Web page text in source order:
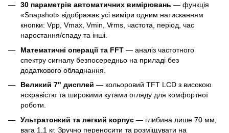
30 параметрів автоматичних вимірювань — функція
«Snapshot» відображає усі виміри одним натисканням
кнопки: Vpp, Vmax, Vmin, Vrms, частота, період, час
наростання/спаду та інші.
Математичні операції та FFT — аналіз частотного
спектру сигналу безпосередньо на приладі без
додаткового обладнання.
Великий 7" дисплей — кольоровий TFT LCD з високою
яскравістю та широкими кутами огляду для комфортної
роботи.
Ультратонкий та легкий корпус — глибина лише 70 мм,
вага 1,1 кг. Зручно переносити та розміщувати на